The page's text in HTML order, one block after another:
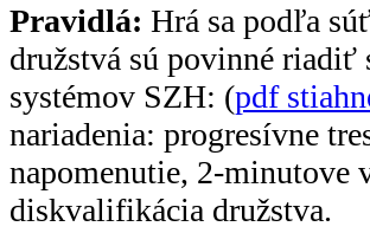
Pravidlá: Hrá sa podľa
družstvá sú povinné riadiť
systémov SZH: (pdf
nariadenia: progresívne
napomenutie, 2-minutove
diskvalifikácia družstva.